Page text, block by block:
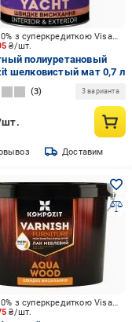
₴/шт.
До -10% з суперкредиткою Visa Вигода
полиуретановый
шелковистый мат 0,7 л
3 3 варианта
Доставим
₴/шт.
До -10% з суперкредиткою Visa Вигода